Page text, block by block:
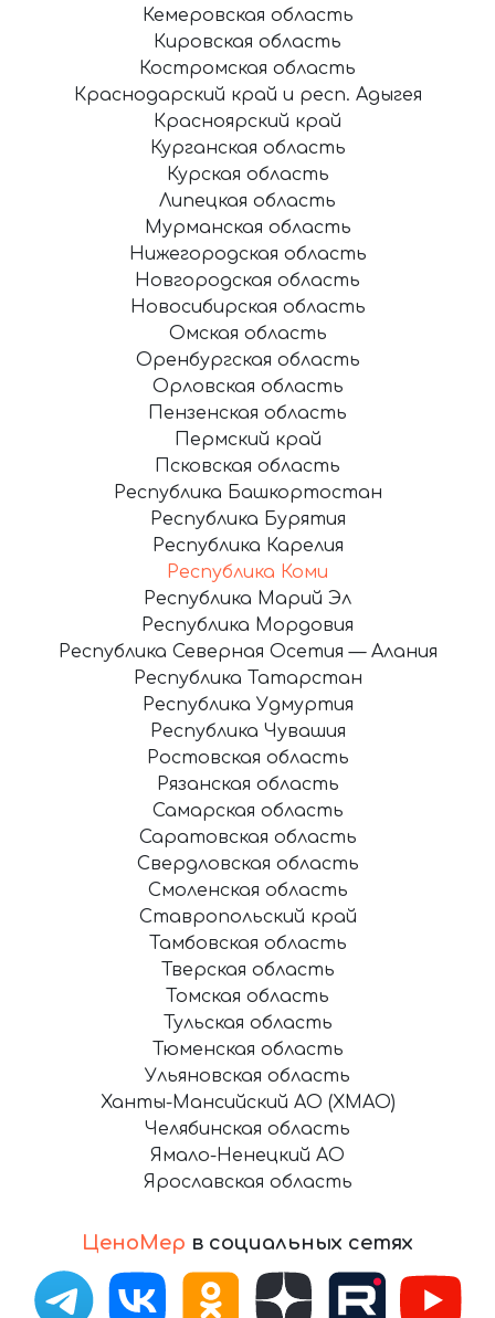
ЦеноМер в социальных сетях
Кемеровская область
Кировская область
Костромская область
Краснодарский край и респ. Адыгея
Красноярский край
Курганская область
Курская область
Липецкая область
Мурманская область
Нижегородская область
Новгородская область
Новосибирская область
Омская область
Оренбургская область
Орловская область
Пензенская область
Пермский край
Псковская область
Республика Башкортостан
Республика Бурятия
Республика Карелия
Республика Коми
Республика Марий Эл
Республика Мордовия
Республика Северная Осетия — Алания
Республика Татарстан
Республика Удмуртия
Республика Чувашия
Ростовская область
Рязанская область
Самарская область
Саратовская область
Свердловская область
Смоленская область
Ставропольский край
Тамбовская область
Тверская область
Томская область
Тульская область
Тюменская область
Ульяновская область
Ханты-Мансийский АО (ХМАО)
Челябинская область
Ямало-Ненецкий АО
Ярославская область